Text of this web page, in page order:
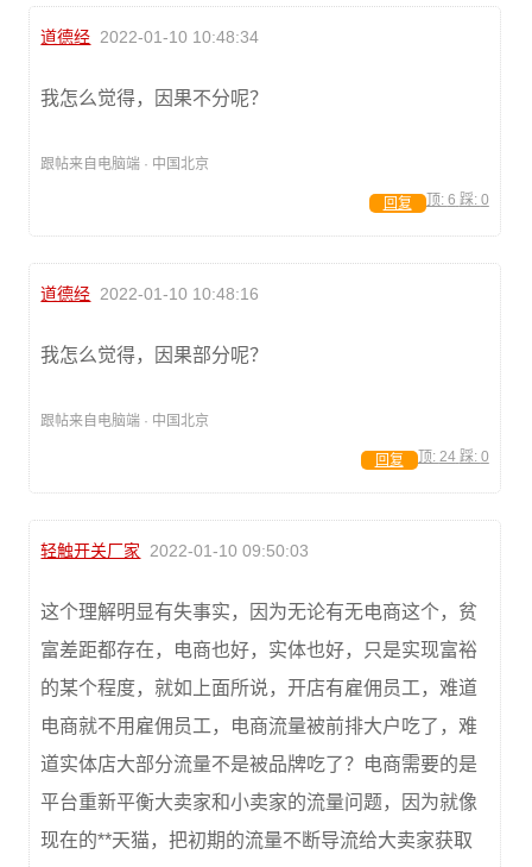
道德经 2022-01-10 10:48:34
我怎么觉得，因果不分呢？
跟帖来自电脑端 · 中国北京
顶: 6 踩: 0
回复
道德经 2022-01-10 10:48:16
我怎么觉得，因果部分呢？
跟帖来自电脑端 · 中国北京
顶: 24 踩: 0
回复
轻触开关厂家 2022-01-10 09:50:03
这个理解明显有失事实，因为无论有无电商这个，贫
富差距都存在，电商也好，实体也好，只是实现富裕
的某个程度，就如上面所说，开店有雇佣员工，难道
电商就不用雇佣员工，电商流量被前排大户吃了，难
道实体店大部分流量不是被品牌吃了？电商需要的是
平台重新平衡大卖家和小卖家的流量问题，因为就像
现在的**天猫，把初期的流量不断导流给大卖家获取